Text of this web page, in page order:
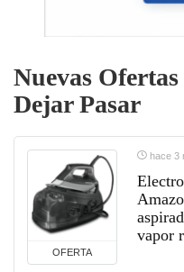
Nuevas
Dejar Pasar
OFERTA
hace 3
vapor